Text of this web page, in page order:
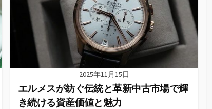
2025年11月15日
エルメスが紡ぐ伝統と革新中古市場で輝
き続ける資産価値と魅力